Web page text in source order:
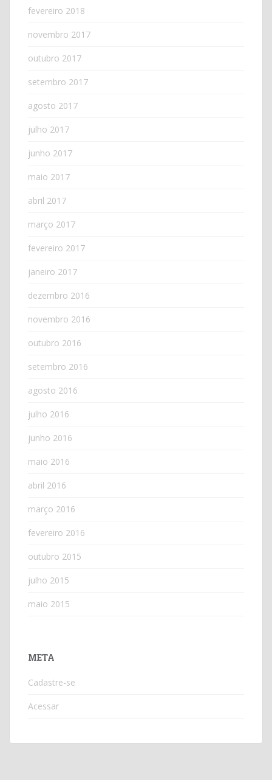
fevereiro 2018
novembro 2017
outubro 2017
setembro 2017
agosto 2017
julho 2017
junho 2017
maio 2017
abril 2017
março 2017
fevereiro 2017
janeiro 2017
dezembro 2016
novembro 2016
outubro 2016
setembro 2016
agosto 2016
julho 2016
junho 2016
maio 2016
abril 2016
março 2016
fevereiro 2016
outubro 2015
julho 2015
maio 2015
META
Cadastre-se
Acessar